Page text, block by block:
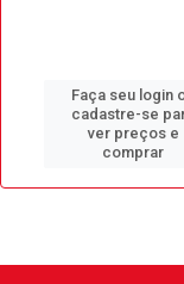
Faça seu login
cadastre-se
ver preços e
comprar